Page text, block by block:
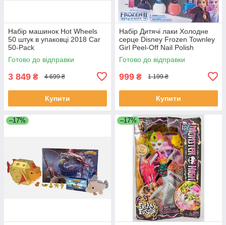
Набір машинок Hot Wheels
50 штук в упаковці 2018 Car
50-Pack
Готово до відправки
3 849 ₴ 4 699 ₴
Купити
Набір Дитячі лаки Холодне
серце Disney Frozen Townley
Girl Peel-Off Nail Polish
Готово до відправки
999 ₴ 1 199 ₴
Купити
–17% –17%